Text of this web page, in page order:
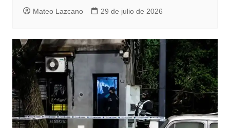
Mateo Lazcano 29 de julio de 2026